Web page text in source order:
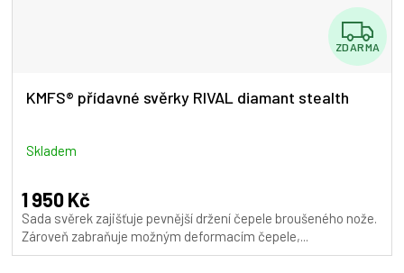
Z
D
ZDARMA
KMFS® přídavné svěrky RIVAL diamant stealth
Skladem
1 950 Kč
Sada svěrek zajišťuje pevnější držení čepele broušeného nože.
Zároveň zabraňuje možným deformacím čepele,...